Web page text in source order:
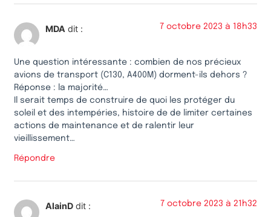
MDA dit : 7 octobre 2023 à 18h33
Une question intéressante : combien de nos précieux
avions de transport (C130, A400M) dorment-ils dehors ?
Réponse : la majorité…
Il serait temps de construire de quoi les protéger du
soleil et des intempéries, histoire de de limiter certaines
actions de maintenance et de ralentir leur
vieillissement…
Répondre
AlainD dit : 7 octobre 2023 à 21h32